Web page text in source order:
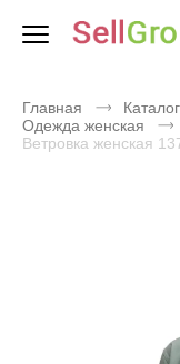
Главная Каталог
Одежда женская
Ветровка женская